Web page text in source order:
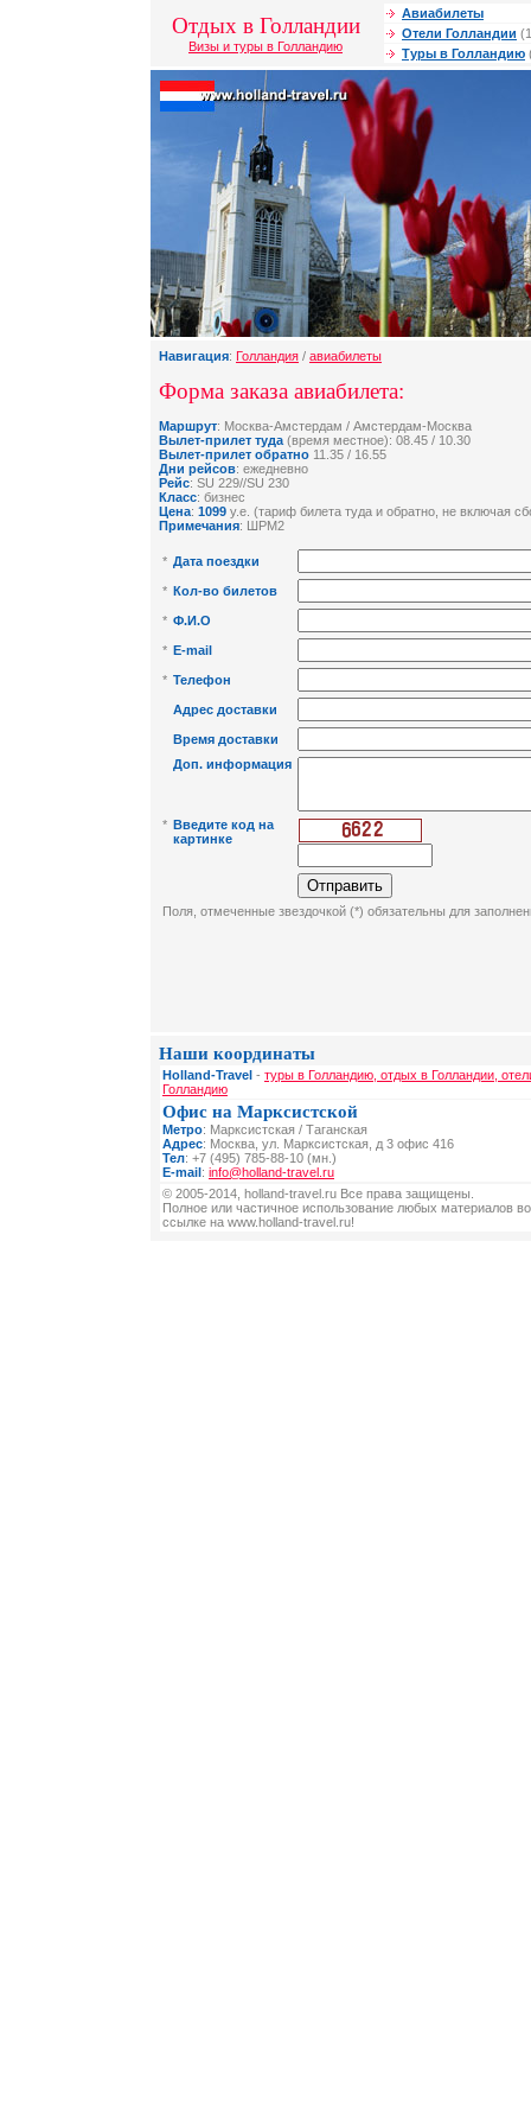
Отдых в Голландии
Визы и туры в Голландию
Авиабилеты
Отели Голландии
Туры в Голландию
Навигация: Голландия / авиабилеты
Форма заказа авиабилета:
Маршрут: Москва-Амстердам / Амстердам-Москва
Вылет-прилет туда(время местное): 08.45 / 10.30
Вылет-прилет обратно 11.35 / 16.55
Дни рейсов: ежедневно
Рейс: SU 229//SU 230
Класс: бизнес
Цена: 1099 у.е. (тариф билета туда и обратно, не включая
Примечания: ШРМ2
* Дата поездки
* Кол-во билетов
* Ф.И.О
* E-mail
* Телефон
Адрес доставки
Время доставки
Доп. информация
* Введите код на
картинке
Поля, отмеченные звездочкой (*) обязательны для
Наши координаты
Holland-Travel - туры в Голландию, отдых в Голландии,
Голландию
Офис на Марксистской
Метро: Марксистская / Таганская
Адрес: Москва, ул. Марксистская, д 3 офис 416
Тел: +7 (495) 785-88-10 (мн.)
E-mail: info@holland-travel.ru
© 2005-2014, holland-travel.ru Все права защищены.
Полное или частичное использование любых материалов
ссылке на www.holland-travel.ru!